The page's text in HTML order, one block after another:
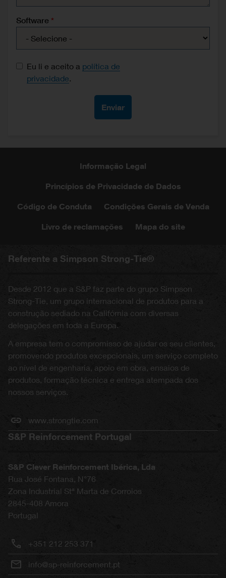
Software
Data protection consent
Eu li e aceito a política de
privacidade
Informação Legal
Princípios de Privacidade de Dados
Código de Conduta Condições Gerais de Venda
Livro de reclamações Mapa do site
Referente a Simpson Strong-Tie®
Desde 2012 que a S&P faz parte do grupo Simpson
Strong-Tie, um grupo internacional de produtos para a
construção sediado na Califórnia com diversas
delegações em toda a Europa.
A empresa tem o compromisso de ajudar os seu clientes,
promovendo produtos excepcionais, um serviço completo
ao nível de engenharia, apoio em obra, ensaios de
produtos, formação técnica e entrega atempada dos
nossos serviços.
www.strongtie.com
S&P Reinforcement Portugal
S&P Clever Reinforcement Ibérica, Lda
Rua José Fontana, N°76
Zona Industrial Stª Marta de Corroios
2845-408 Amora
Portugal
+351 212 253 371
info@sp-reinforcement.pt